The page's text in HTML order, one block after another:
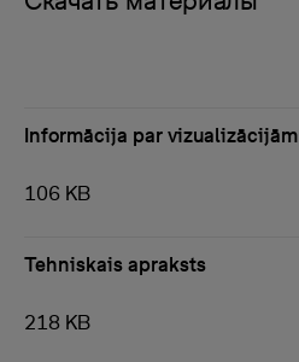
Informācija par vizualizācijām
106 KB
Tehniskais apraksts
218 KB